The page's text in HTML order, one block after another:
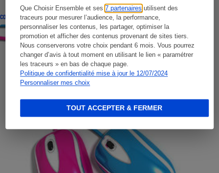
Que Choisir Ensemble et ses7 partenaires utilisent des
traceurs pour mesurer l’audience, la performance,
personnaliser les contenus, les partager, optimiser la
promotion et afficher des contenus provenant de sites tiers.
Nous conserverons votre choix pendant 6 mois. Vous pourrez
changer d’avis à tout moment en utilisant le lien « paramétrer
les traceurs » en bas de chaque page.
Politique de confidentialité mise à jour le 12/07/2024
Personnaliser mes choix
TOUT ACCEPTER & FERMER
CONSEILS